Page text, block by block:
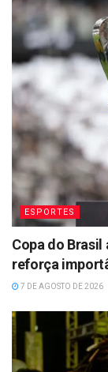
ESPORTES
Copa do
reforça
7 DE AGOSTO DE 2026